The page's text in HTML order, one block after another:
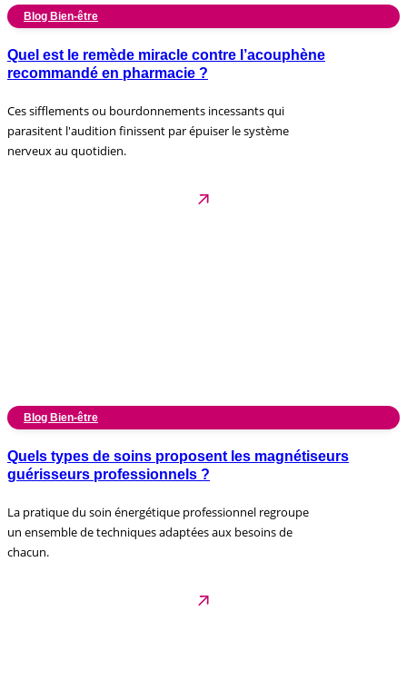
Blog Bien-être
Quel est le remède miracle contre l’acouphène
recommandé en pharmacie ?
Ces sifflements ou bourdonnements incessants qui
parasitent l'audition finissent par épuiser le système
nerveux au quotidien.
Blog Bien-être
Quels types de soins proposent les magnétiseurs
guérisseurs professionnels ?
La pratique du soin énergétique professionnel regroupe
un ensemble de techniques adaptées aux besoins de
chacun.